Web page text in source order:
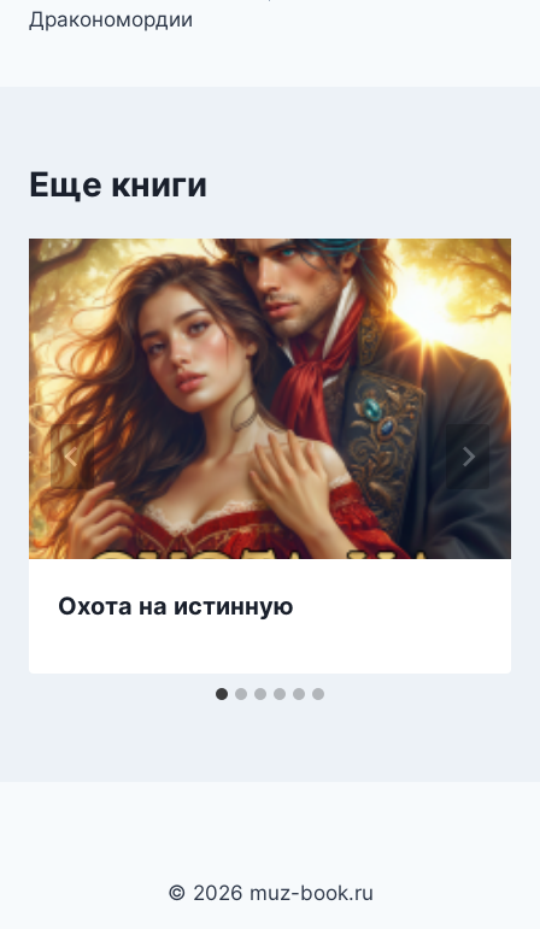
записям
Дракономордии
Еще книги
Охота на истинную
© 2026 muz-book.ru